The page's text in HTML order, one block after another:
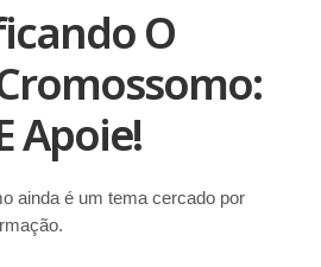
O
Apoie!
ainda é um tema cercado por